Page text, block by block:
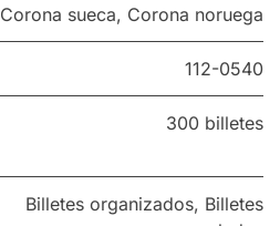
Corona sueca, Corona noruega
112-0540
300 billetes
Billetes organizados, Billetes